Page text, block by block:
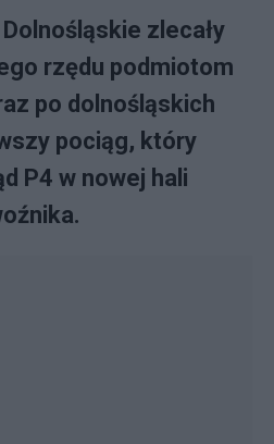
zlecały
rzędu podmiotom
po dolnośląskich
pociąg, który
P4 w nowej hali